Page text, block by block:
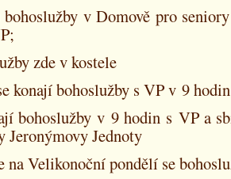
v Domově pro
zde v kostele
konají bohoslužby s VP v 9 hodin
bohoslužby v 9 hodin s VP a
Jeronýmovy Jednoty
na Velikonoční pondělí se